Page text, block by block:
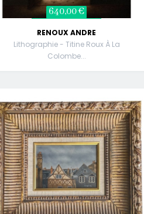
640,00 €
RENOUX ANDRE
Lithographie - Titine Roux À La
Colombe...